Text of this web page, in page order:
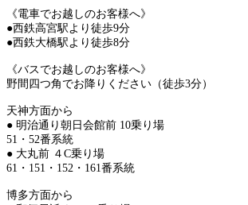
《電車でお越しのお客様へ》
●西鉄高宮駅より徒歩9分
●西鉄大橋駅より徒歩8分
《バスでお越しのお客様へ》
野間四つ角でお降りください（徒歩3分）
天神方面から
● 明治通り朝日会館前 10乗り場
51・52番系統
● 大丸前 ４C乗り場
61・151・152・161番系統
博多方面から